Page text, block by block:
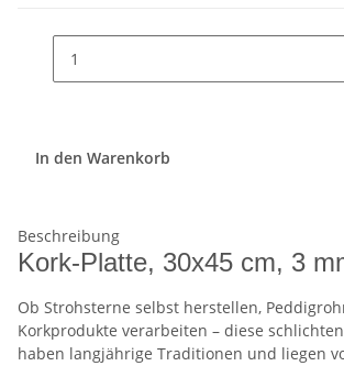
In den Warenkorb
Beschreibung
Kork-Platte, 30x45 cm, 3
Ob Strohsterne selbst herstellen,
Korkprodukte verarbeiten – diese
haben langjährige Traditionen und liegen